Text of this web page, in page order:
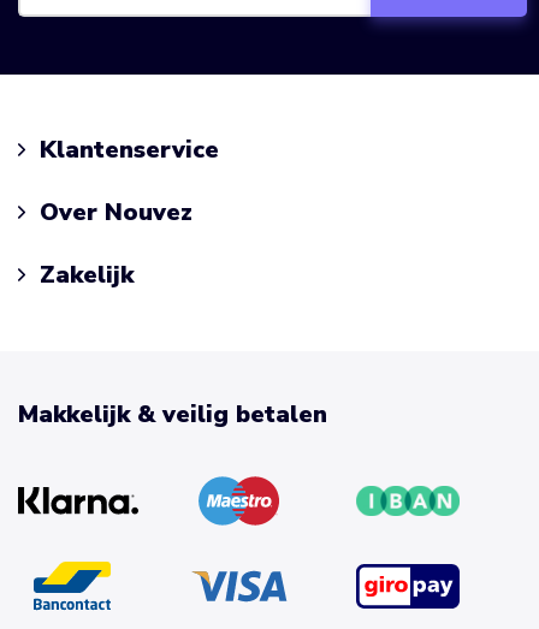
Klantenservice
Over Nouvez
Zakelijk
Makkelijk & veilig betalen